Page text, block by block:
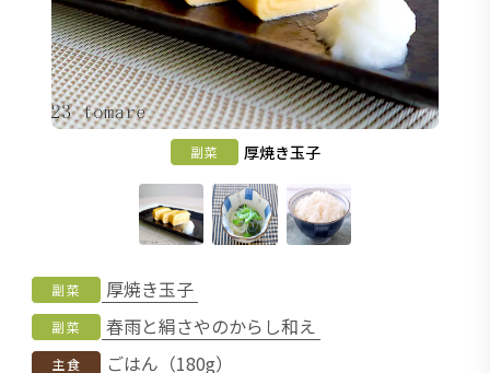
副菜 厚焼き玉子
副菜 厚焼き玉子
副菜 春雨と絹さやのからし和え
主食 ごはん（180g）